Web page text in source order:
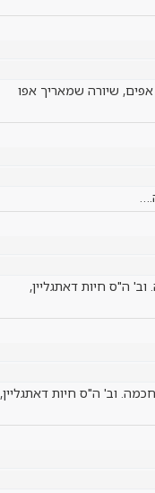
שיורה שמאריך אפו
ה"ס חיות דאתגליין,
וב' ה"ס חיות דאתגליין,